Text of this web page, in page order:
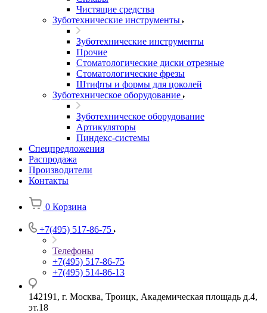
Чистящие средства
Зуботехнические инструменты
Зуботехнические инструменты
Прочие
Стоматологические диски отрезные
Стоматологические фрезы
Штифты и формы для цоколей
Зуботехническое оборудование
Зуботехническое оборудование
Артикуляторы
Пиндекс-системы
Спецпредложения
Распродажа
Производители
Контакты
0 Корзина
+7(495) 517-86-75
Телефоны
+7(495) 517-86-75
+7(495) 514-86-13
142191, г. Москва, Троицк, Академическая площадь д.4,
эт.18